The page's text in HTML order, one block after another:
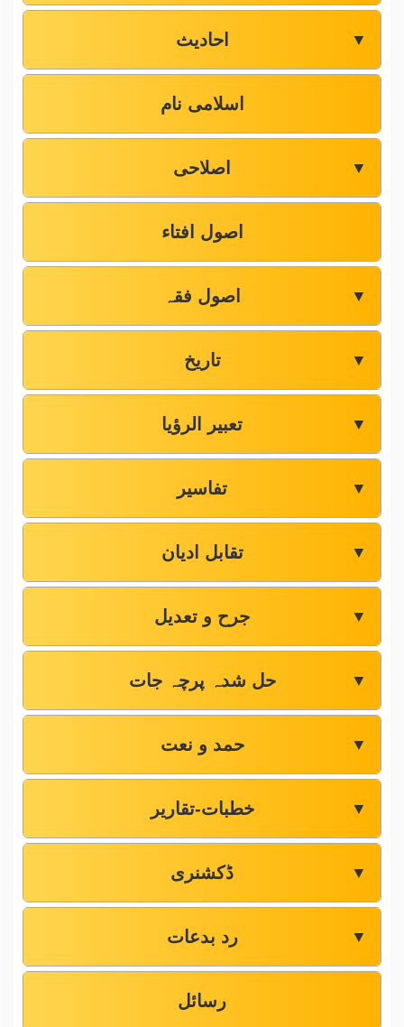
احادیث ▼
اسلامی نام
اصلاحی ▼
اصول افتاء
اصول فقہ ▼
تاریخ ▼
تعبیر الرؤیا ▼
تفاسیر ▼
تقابل ادیان ▼
جرح و تعدیل ▼
حل شدہ پرچہ جات ▼
حمد و نعت ▼
خطبات-تقاریر ▼
ڈکشنری ▼
رد بدعات ▼
رسائل